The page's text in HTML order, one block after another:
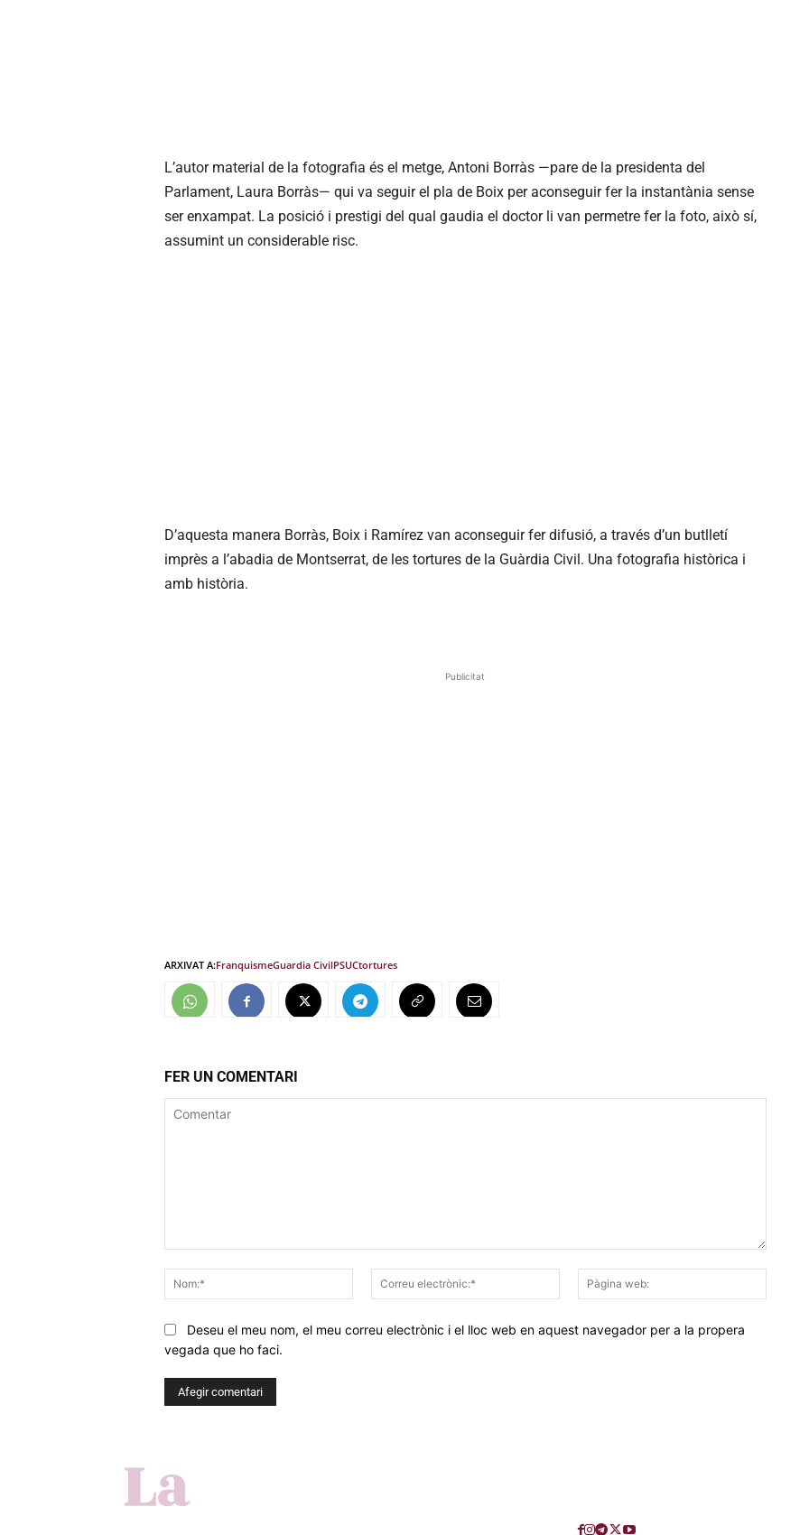
L’autor material de la fotografia és el metge, Antoni Borràs —pare de la presidenta del
Parlament, Laura Borràs— qui va seguir el pla de Boix per aconseguir fer la instantània sense
ser enxampat. La posició i prestigi del qual gaudia el doctor li van permetre fer la foto, això sí,
assumint un considerable risc.
D’aquesta manera Borràs, Boix i Ramírez van aconseguir fer difusió, a través d’un butlletí
imprès a l’abadia de Montserrat, de les tortures de la Guàrdia Civil. Una fotografia històrica i
amb història.
Publicitat
ARXIVAT A:FranquismeGuardia CivilPSUCtortures
FER UN COMENTARI
Nom:*
Correu
electrònic:*
web:
Deseu el meu nom, el meu correu electrònic i el lloc web en aquest navegador per a la propera
vegada que ho faci.